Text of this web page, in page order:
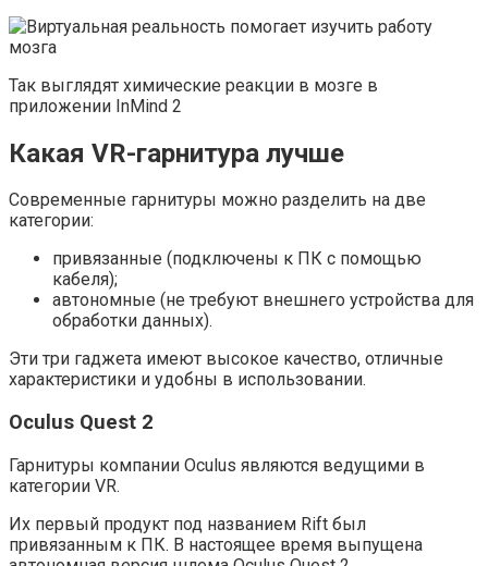
Так выглядят химические реакции в мозге в
приложении InMind 2
Какая VR-гарнитура лучше
Современные гарнитуры можно разделить на две
категории:
привязанные (подключены к ПК с помощью
кабеля);
автономные (не требуют внешнего устройства для
обработки данных).
Эти три гаджета имеют высокое качество, отличные
характеристики и удобны в использовании.
Oculus Quest 2
Гарнитуры компании Oculus являются ведущими в
категории VR.
Их первый продукт под названием Rift был
привязанным к ПК. В настоящее время выпущена